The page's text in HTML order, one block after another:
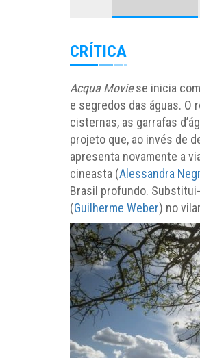
CRÍTICA
Acqua Moviese inicia com
e segredos das águas. O
cisternas, as garrafas
projeto que, ao invés de
apresenta novamente a
cineasta (Alessandra
Brasil profundo.
(Guilherme Weber) no